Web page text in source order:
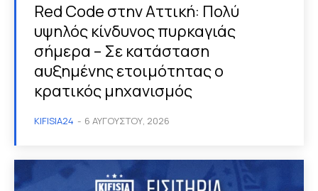
Red Code στην Αττική: Πολύ
υψηλός κίνδυνος πυρκαγιάς
σήμερα – Σε κατάσταση
αυξημένης ετοιμότητας ο
κρατικός μηχανισμός
KIFISIA24 - 6 ΑΥΓΟΎΣΤΟΥ, 2026